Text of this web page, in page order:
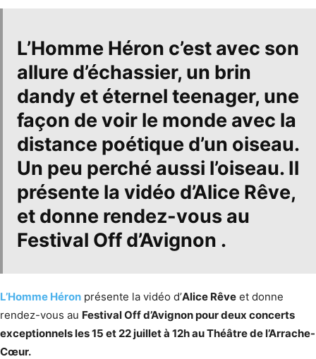
L’Homme Héron c’est avec son
allure d’échassier, un brin
dandy et éternel teenager, une
façon de voir le monde avec la
distance poétique d’un oiseau.
Un peu perché aussi l’oiseau. Il
présente la vidéo d’Alice Rêve,
et donne rendez-vous au
Festival Off d’Avignon .
L’Homme Héron présente la vidéo d’Alice Rêve et donne
rendez-vous au Festival Off d’Avignon pour deux concerts
exceptionnels les 15 et 22 juillet à 12h au Théâtre de l’Arrache-
Cœur.